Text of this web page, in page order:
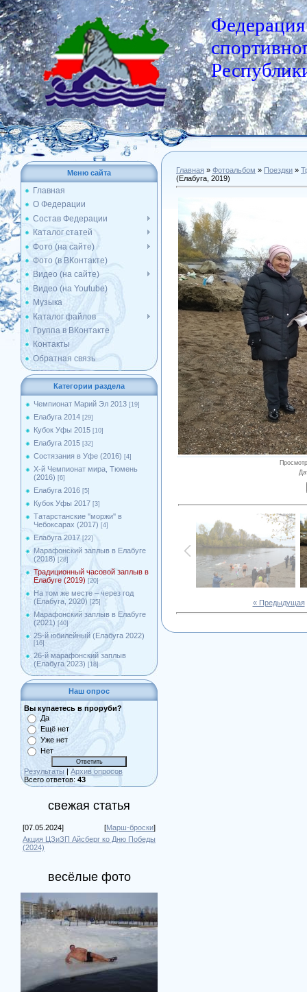
Федерация
Меню сайта
Главная
О Федерации
Состав Федерации
Каталог статей
Фото (на сайте)
Фото (в ВКонтакте)
Видео (на сайте)
Видео (на Youtube)
Музыка
Каталог файлов
Группа в ВКонтакте
Контакты
Обратная связь
Категории раздела
Чемпионат Марий Эл 2013 [19]
Елабуга 2014 [29]
Кубок Уфы 2015 [10]
Елабуга 2015 [32]
Состязания в Уфе (2016) [4]
X-й Чемпионат мира, Тюмень
(2016) [6]
Елабуга 2016 [5]
Кубок Уфы 2017 [3]
Татарстанские ''моржи'' в
Чебоксарах (2017) [4]
Елабуга 2017 [22]
Марафонский заплыв в Елабуге
(2018) [28]
Традиционный часовой заплыв в
Елабуге (2019) [20]
На том же месте – через год
(Елабуга, 2020) [25]
Марафонский заплыв в Елабуге
(2021) [40]
25-й юбилейный (Елабуга 2022)
[16]
26-й марафонский заплыв
(Елабуга 2023) [18]
Наш опрос
Вы купаетесь в проруби?
Да
Ещё нет
Уже нет
Нет
Результаты | Архив опросов
Всего ответов: 43
свежая статья
[07.05.2024] [Марш-броски]
Акция ЦЗиЗП Айсберг ко Дню Победы
(2024)
весёлые фото
Главная » Фотоальбом » Поездки »
(Елабуга, 2019)
« Предыдущая